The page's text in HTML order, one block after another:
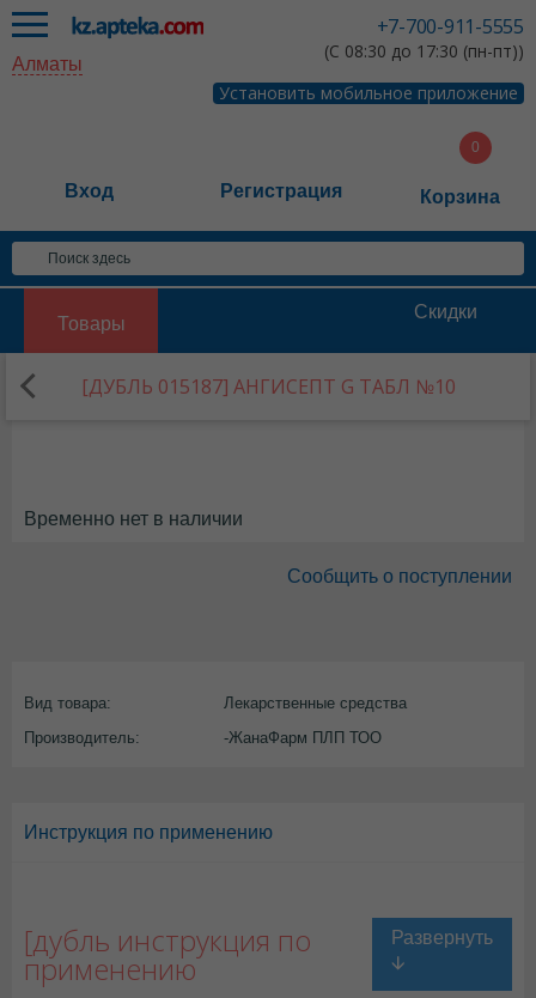
+7-700-911-5555
(С 08:30 до 17:30 (пн-пт))
Установить мобильное приложение
Алматы
Вход Регистрация Корзина
Товары
Скидки
[ДУБЛЬ 015187] АНГИСЕПТ G ТАБЛ №10
Временно нет в наличии
Сообщить о поступлении
Вид товара:
Лекарственные средства
Производитель:
-ЖанаФарм ПЛП ТОО
Инструкция по применению
[дубль инструкция по
применению